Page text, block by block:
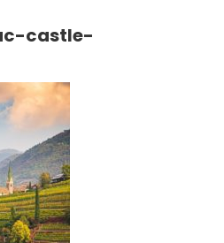
castle-